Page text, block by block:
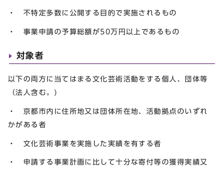
・ 不特定多数に公開する目的で実施されるもの
・ 事業申請の予算総額が50万円以上であるもの
対象者
以下の両方に当てはまる文化芸術活動をする個人、団体等
（法人含む。)
・ 京都市内に住所地又は団体所在地、活動拠点のいずれ
かがある者
・ 文化芸術事業を実施した実績を有する者
・ 申請する事業計画に比して十分な寄付等の獲得実績又